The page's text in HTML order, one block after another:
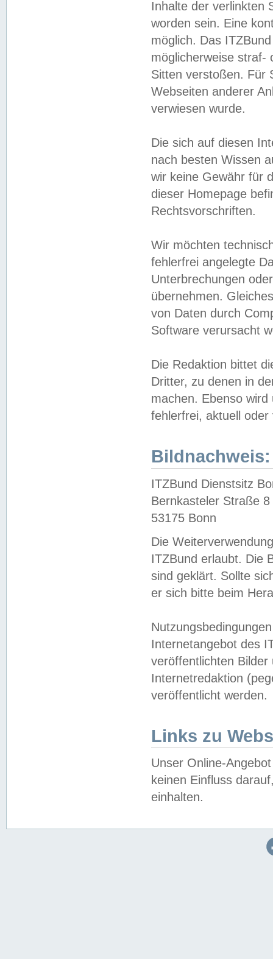
Inhalte der verlinkten
worden sein. Eine
möglich. Das
möglicherweise straf-
Sitten verstoßen. Für
Webseiten anderer
verwiesen wurde.
Die sich auf diesen
nach besten Wissen
wir keine Gewähr für
dieser Homepage
Rechtsvorschriften.
Wir möchten
fehlerfrei angelegte
Unterbrechungen
übernehmen.
von Daten durch
Software verursacht
Die Redaktion bittet
Dritter, zu denen in
machen. Ebenso
fehlerfrei, aktuell oder
Bildnachweis:
ITZBund Dienstsitz
Bernkasteler Straße 8
53175 Bonn
Die
ITZBund erlaubt. Die
sind geklärt. Sollte
er sich bitte beim
Internetangebot des
veröffentlichten
Internetredaktion
veröffentlicht werden.
Links zu
Unser Online-
keinen Einfluss
einhalten.